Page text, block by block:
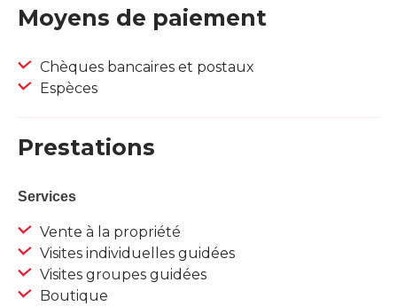
Moyens de paiement
Chèques bancaires et postaux
Espèces
Prestations
Services
Vente à la propriété
Visites individuelles guidées
Visites groupes guidées
Boutique